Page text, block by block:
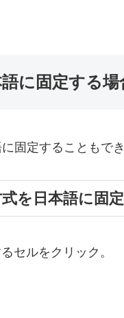
に固定する場
固定することもでき
を日本語に固
セルをクリック。